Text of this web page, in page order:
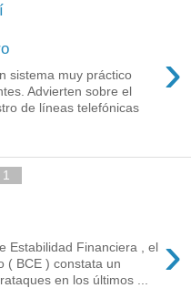
›
sistema muy práctico
Advierten sobre el
de líneas telefónicas
›
Estabilidad Financiera , el
( BCE ) constata un
en los últimos ...